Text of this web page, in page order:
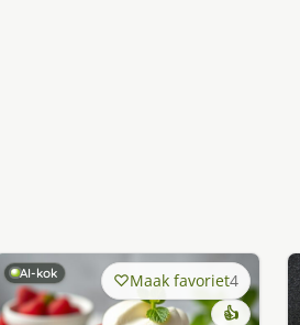
AI-kok Maak favoriet4
👍